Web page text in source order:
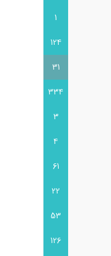
1
124
31
334
3
4
61
22
53
126